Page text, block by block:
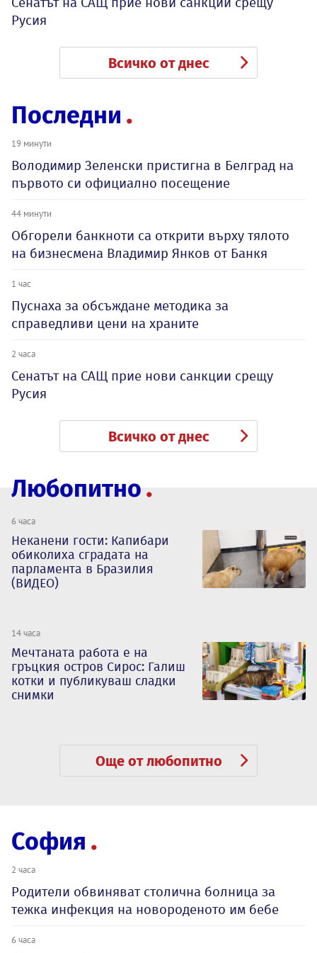
Русия
Всичко от днес
Последни
19 минути
Володимир Зеленски пристигна в Белград на
първото си официално посещение
44 минути
Обгорели банкноти са открити върху тялото
на бизнесмена Владимир Янков от Банкя
1 час
Пуснаха за обсъждане методика за
справедливи цени на храните
2 часа
Сенатът на САЩ прие нови санкции срещу
Русия
Всичко от днес
Любопитно
6 часа
Неканени гости: Капибари
обиколиха сградата на
парламента в Бразилия
(ВИДЕО)
14 часа
Мечтаната работа е на
гръцкия остров Сирос: Галиш
котки и публикуваш сладки
снимки
Още от любопитно
София
2 часа
Родители обвиняват столична болница за
тежка инфекция на новороденото им бебе
6 часа